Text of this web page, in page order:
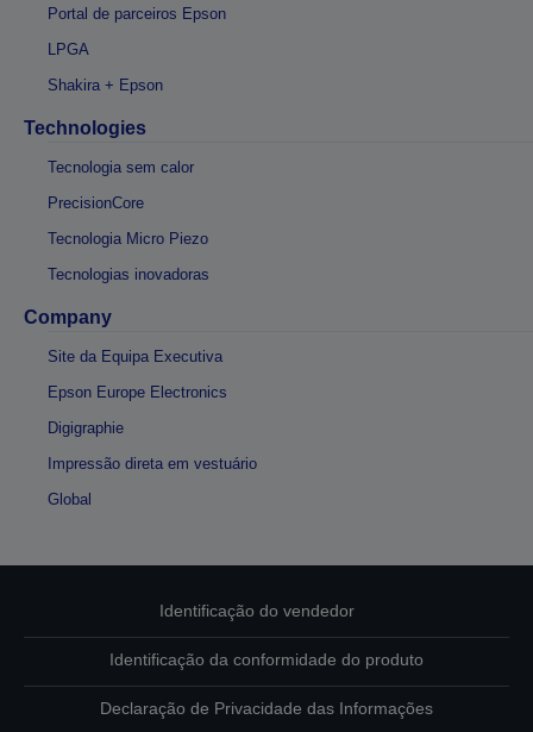
Portal de parceiros Epson
LPGA
Shakira + Epson
Technologies
Tecnologia sem calor
PrecisionCore
Tecnologia Micro Piezo
Tecnologias inovadoras
Company
Site da Equipa Executiva
Epson Europe Electronics
Digigraphie
Impressão direta em vestuário
Global
Identificação do vendedor
Identificação da conformidade do produto
Declaração de Privacidade das Informações